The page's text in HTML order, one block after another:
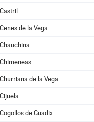
Castril
Cenes de la Vega
Chauchina
Chimeneas
Churriana de la Vega
Cijuela
Cogollos de Guadix